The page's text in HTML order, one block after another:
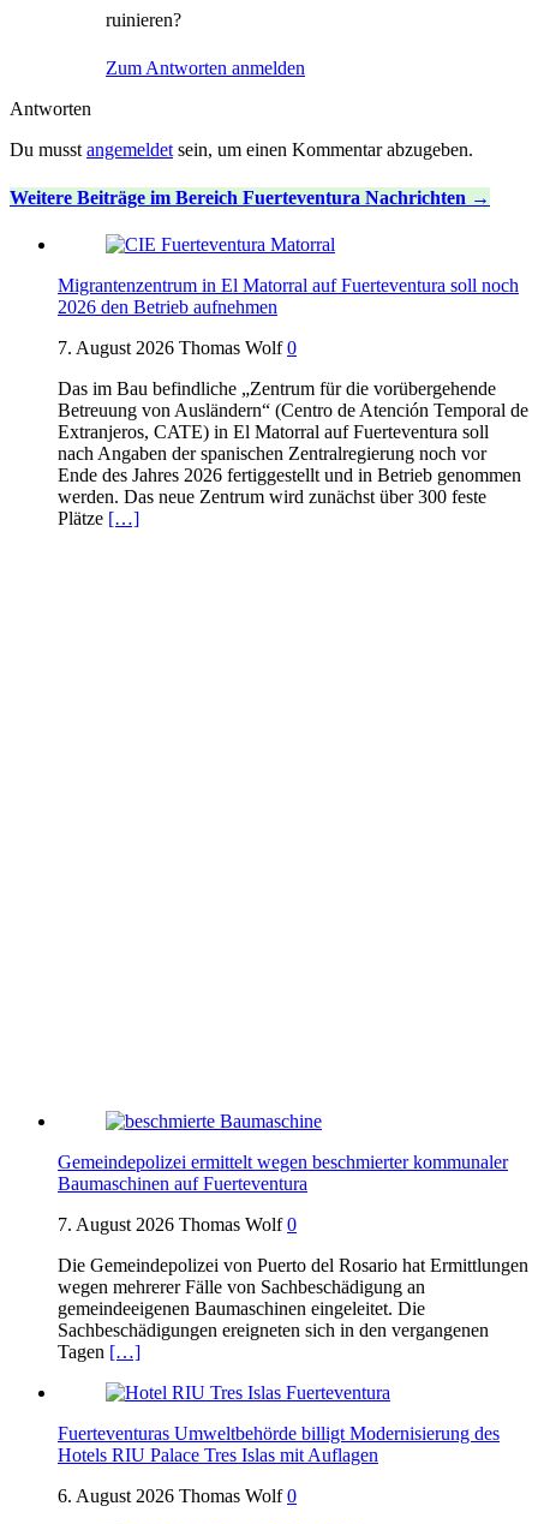
ruinieren?
Zum Antworten anmelden
Antworten
Du musst angemeldet sein, um einen Kommentar abzugeben.
Weitere Beiträge im Bereich Fuerteventura Nachrichten
Migrantenzentrum in El Matorral auf Fuerteventura soll noch
2026 den Betrieb aufnehmen
7. August 2026 Thomas Wolf 0
Das im Bau befindliche „Zentrum für die vorübergehende
Betreuung von Ausländern“ (Centro de Atención Temporal de
Extranjeros, CATE) in El Matorral auf Fuerteventura soll
nach Angaben der spanischen Zentralregierung noch vor
Ende des Jahres 2026 fertiggestellt und in Betrieb genommen
werden. Das neue Zentrum wird zunächst über 300 feste
Plätze […]
Gemeindepolizei ermittelt wegen beschmierter kommunaler
Baumaschinen auf Fuerteventura
7. August 2026 Thomas Wolf 0
Die Gemeindepolizei von Puerto del Rosario hat Ermittlungen
wegen mehrerer Fälle von Sachbeschädigung an
gemeindeeigenen Baumaschinen eingeleitet. Die
Sachbeschädigungen ereigneten sich in den vergangenen
Tagen […]
Fuerteventuras Umweltbehörde billigt Modernisierung des
Hotels RIU Palace Tres Islas mit Auflagen
6. August 2026 Thomas Wolf 0